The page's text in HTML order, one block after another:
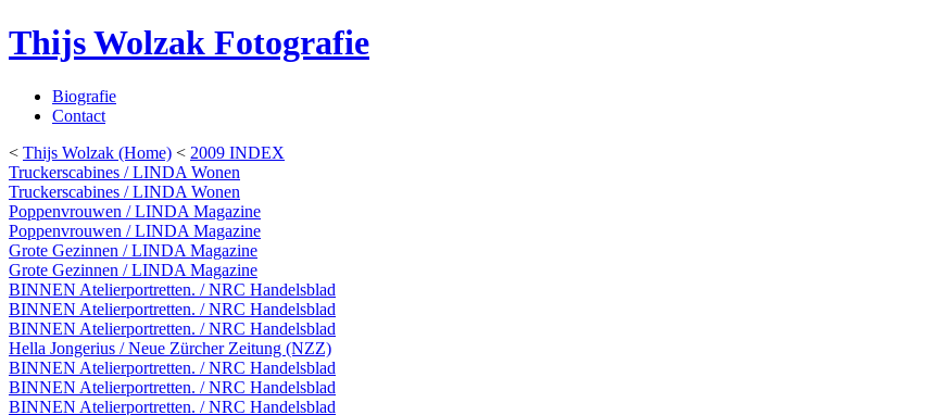
Thijs Wolzak Fotografie
Biografie
Contact
< Thijs Wolzak (Home) < 2009 INDEX
Truckerscabines / LINDA Wonen
Truckerscabines / LINDA Wonen
Poppenvrouwen / LINDA Magazine
Poppenvrouwen / LINDA Magazine
Grote Gezinnen / LINDA Magazine
Grote Gezinnen / LINDA Magazine
BINNEN Atelierportretten. / NRC Handelsblad
BINNEN Atelierportretten. / NRC Handelsblad
BINNEN Atelierportretten. / NRC Handelsblad
Hella Jongerius / Neue Zürcher Zeitung (NZZ)
BINNEN Atelierportretten. / NRC Handelsblad
BINNEN Atelierportretten. / NRC Handelsblad
BINNEN Atelierportretten. / NRC Handelsblad